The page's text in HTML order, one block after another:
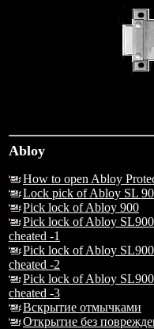
Abloy
How to open Abloy
Lock pick of Abloy SL
Pick lock of Abloy 900
Pick lock of Abloy
cheated -1
Pick lock of Abloy
cheated -2
Pick lock of Abloy
cheated -3
Вскрытие отмычками
Открытие без